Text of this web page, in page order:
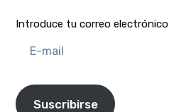
Introduce tu correo electrónico
mail
Suscribirse